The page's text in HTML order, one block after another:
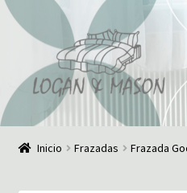
Ir
navegación
Ir
contenido
Inicio
Inicio Frazadas Frazada